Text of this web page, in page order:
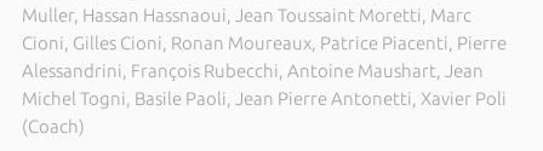
Muller, Hassan Hassnaoui, Jean Toussaint Moretti, Marc
Cioni, Gilles Cioni, Ronan Moureaux, Patrice Piacenti, Pierre
Alessandrini, François Rubecchi, Antoine Maushart, Jean
Michel Togni, Basile Paoli, Jean Pierre Antonetti, Xavier Poli
(Coach)